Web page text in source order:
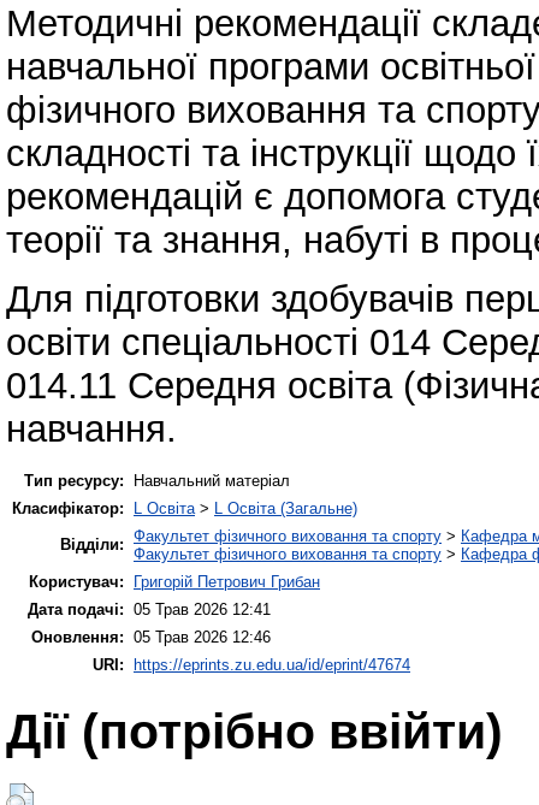
Методичні рекомендації
навчальної програми
фізичного виховання та
складності та інструкції
рекомендацій є допомога
теорії та знання, набуті в
Для підготовки здобувачів
освіти спеціальності 014
014.11 Середня освіта
навчання.
Тип ресурсу:
Навчальний матеріал
Класифікатор:
L Освіта> L Освіта (Загальне)
Відділи: Факультет фізичного виховання та спорту > Кафедра
Факультет фізичного виховання та спорту > Кафедра
Користувач:
Григорій Петрович Грибан
Дата подачі: 05 Трав 2026 12:41
Оновлення: 05 Трав 2026 12:46
URI:
https://eprints.zu.edu.ua/id/eprint/47674
Дії ​​(потрібно ввійти)